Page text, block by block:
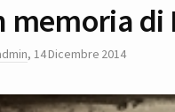
memoria di
, 14 Dicembre 2014